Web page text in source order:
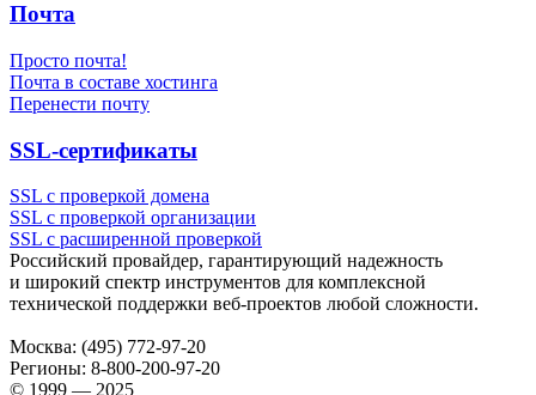
Почта
Просто почта!
Почта в составе хостинга
Перенести почту
SSL-сертификаты
SSL с проверкой домена
SSL с проверкой организации
SSL с расширенной проверкой
Российский провайдер, гарантирующий надежность
и широкий спектр инструментов для комплексной
технической поддержки веб-проектов любой сложности.
Москва: (495) 772-97-20
Регионы: 8-800-200-97-20
© 1999 — 2025